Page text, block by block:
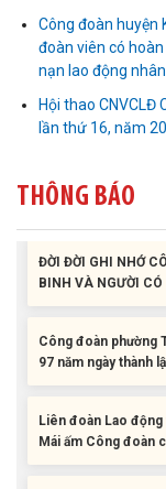
Công đoàn huyện
đoàn viên có
nạn lao động
Hội thao
lần thứ 16, năm
THÔNG BÁO
Bàn giao Mái ấm
ĐỜI ĐỜI GHI NHỚ
Công đoàn phường
Liên đoàn Lao động
Bàn giao Mái ấm